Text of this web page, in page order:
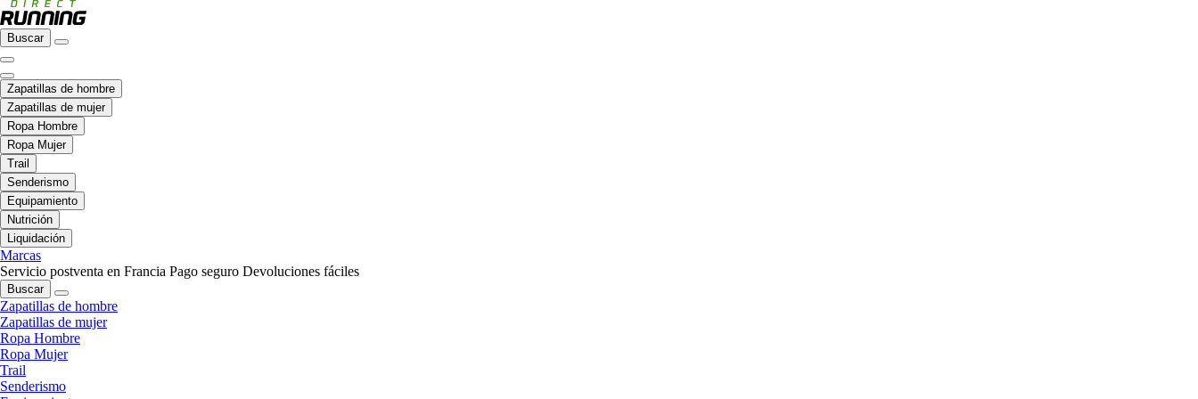
Buscar
Zapatillas de hombre
Zapatillas de mujer
Ropa Hombre
Ropa Mujer
Trail
Senderismo
Equipamiento
Nutrición
Liquidación
Marcas
Servicio postventa en Francia Pago seguro Devoluciones fáciles
Buscar
Zapatillas de hombre
Zapatillas de mujer
Ropa Hombre
Ropa Mujer
Trail
Senderismo